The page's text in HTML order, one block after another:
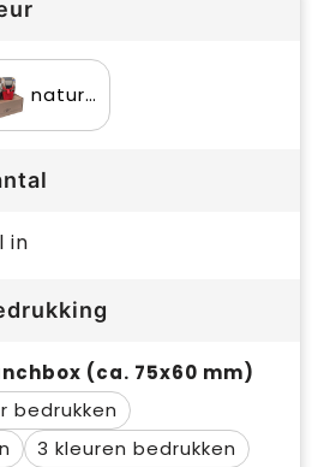
nature ash grey/red
in
(ca. 75x60 mm)
3